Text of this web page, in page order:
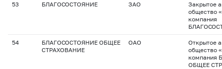
53 БЛАГОСОСТОЯНИЕ ЗАО
Закрытое
общество
компания
54
БЛАГОСОСТОЯНИЕ ОБЩЕЕ
СТРАХОВАНИЕ
ОАО
Открытое
общество
компания
ОБЩЕЕ